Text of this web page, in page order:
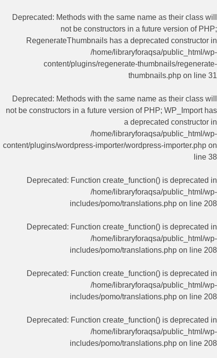
Deprecated: Methods with the same name as their class will
not be constructors in a future version of PHP;
RegenerateThumbnails has a deprecated constructor in
/home/libraryforaqsa/public_html/wp-
content/plugins/regenerate-thumbnails/regenerate-
thumbnails.php on line 31
Deprecated: Methods with the same name as their class will
not be constructors in a future version of PHP; WP_Import has
a deprecated constructor in
/home/libraryforaqsa/public_html/wp-
content/plugins/wordpress-importer/wordpress-importer.php on
line 38
Deprecated: Function create_function() is deprecated in
/home/libraryforaqsa/public_html/wp-
includes/pomo/translations.php on line 208
Deprecated: Function create_function() is deprecated in
/home/libraryforaqsa/public_html/wp-
includes/pomo/translations.php on line 208
Deprecated: Function create_function() is deprecated in
/home/libraryforaqsa/public_html/wp-
includes/pomo/translations.php on line 208
Deprecated: Function create_function() is deprecated in
/home/libraryforaqsa/public_html/wp-
includes/pomo/translations.php on line 208